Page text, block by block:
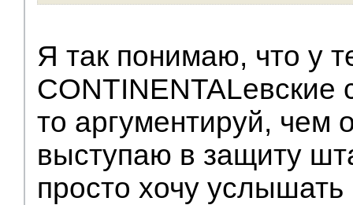
Я так понимаю, что у
CONTINENTALевские
то аргументируй, чем
выступаю в защиту
просто хочу